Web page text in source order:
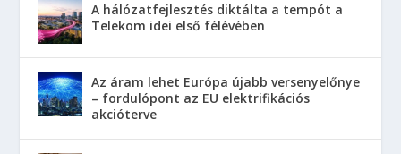
A hálózatfejlesztés diktálta a tempót a
Telekom idei első félévében
Az áram lehet Európa újabb versenyelőnye
– fordulópont az EU elektrifikációs
akcióterve